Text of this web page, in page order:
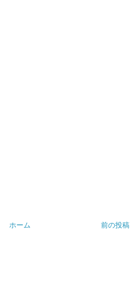
前の投稿
ホーム